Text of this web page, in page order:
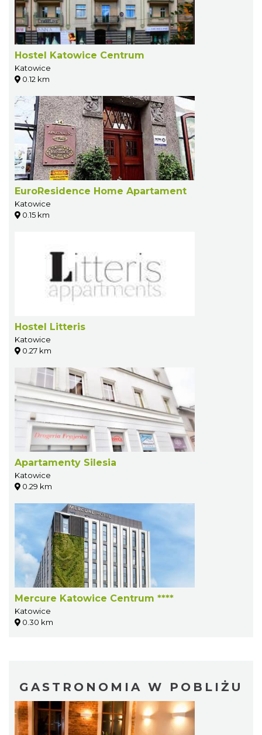
Hostel Katowice Centrum
Katowice
0.12 km
EuroResidence Home Apartament
Katowice
0.15 km
Hostel Litteris
Katowice
0.27 km
Apartamenty Silesia
Katowice
0.29 km
Mercure Katowice Centrum ****
Katowice
0.30 km
GASTRONOMIA W POBLIŻU